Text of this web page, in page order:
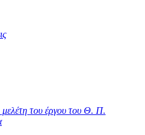
μελέτη του έργου του Θ. Π.